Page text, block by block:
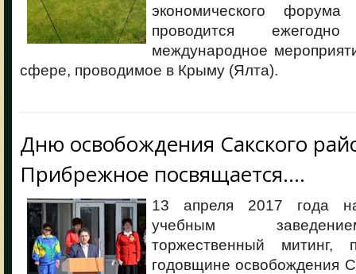
экономического
проводится
международное
сфере, проводимое в Крыму (Ялта).
Дню освобождения Сакского
Прибрежное посвящается….
13 апреля 2017 года
учебным
торжественный митинг,
годовщине освобождения